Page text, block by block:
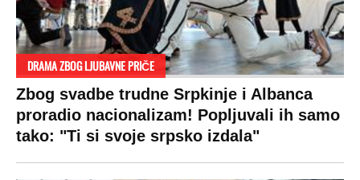
DRAMA ZBOG LJUBAVNE PRIČE
Zbog svadbe trudne Srpkinje i Albanca
proradio nacionalizam! Popljuvali ih samo
tako: "Ti si svoje srpsko izdala"